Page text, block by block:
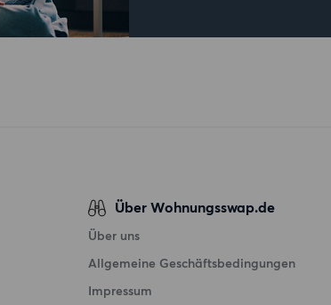
Über Wohnungsswap.de
Über uns
Allgemeine Geschäftsbedingungen
Impressum